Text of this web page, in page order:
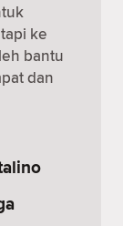
ke
bantu
dan